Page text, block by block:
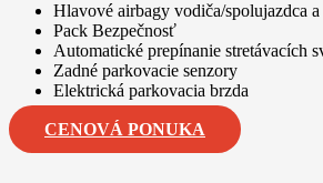
Hlavové airbagy vodiča/spolujazdca
Pack Bezpečnosť
Automatické prepínanie stretávacích
Zadné parkovacie senzory
Elektrická parkovacia brzda
CENOVÁ PONUKA